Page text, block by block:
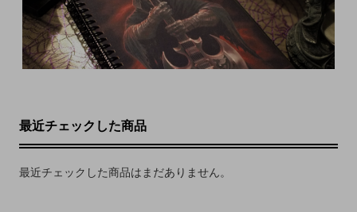
最近チェックした商品
最近チェックした商品はまだありません。